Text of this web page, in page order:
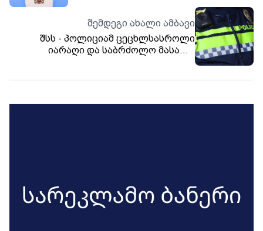
ქართული, ევროპული ტიპის
განაშენიანების სივრცე -
არაკეთილმოსურნეების და
ადგილობრივი აგენტურის
ანტისახელმწიფოებრივი კამპანია
შემდეგი ახალი ამბავი
შსს - პოლიციამ ცეცხლსასროლი
იარაღი და საბრძოლო მასალა